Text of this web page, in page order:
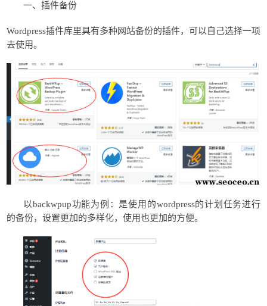
一、插件备份
Wordpress插件库里具有多种网站备份的插件，可以自己选择一项
去使用。
以backwpup功能为例：是使用的wordpress的计划任务进行
的备份，设置更加的多样化，使用也更加的方便。